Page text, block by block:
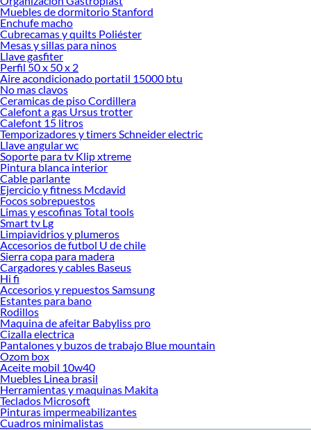
tus ideas realidad. ¡Visítanos y encuentra todo lo que tenemos para ofrecerte en
Neumáticos y Llantas!
Explora la variedad de productos de Neumáticos y Llantas en Sodimac
Herramientas, materiales y accesorios de calidad para tus proyectos y
renovación de espacios. ¡Visítanos y descubre todo lo que tenemos para
ofrecerte!
Encuentra una amplia variedad de productos de Neumáticos y Llantas en
Sodimac. Encuentra todo lo necesario para tus proyectos de renovación y
decoración. ¡Visítanos y haz tus ideas realidad!
Muebles de dormitorio Stanford
Enchufe macho
Cubrecamas y quilts Poliéster
Mesas y sillas para ninos
Llave gasfiter
Perfil 50 x 50 x 2
Aire acondicionado portatil 15000 btu
No mas clavos
Ceramicas de piso Cordillera
Calefont a gas Ursus trotter
Calefont 15 litros
Temporizadores y timers Schneider electric
Llave angular wc
Soporte para tv Klip xtreme
Pintura blanca interior
Cable parlante
Ejercicio y fitness Mcdavid
Focos sobrepuestos
Limas y escofinas Total tools
Smart tv Lg
Limpiavidrios y plumeros
Accesorios de futbol U de chile
Sierra copa para madera
Cargadores y cables Baseus
Hi fi
Accesorios y repuestos Samsung
Estantes para bano
Rodillos
Maquina de afeitar Babyliss pro
Cizalla electrica
Pantalones y buzos de trabajo Blue mountain
Ozom box
Aceite mobil 10w40
Muebles Linea brasil
Herramientas y maquinas Makita
Teclados Microsoft
Pinturas impermeabilizantes
Cuadros minimalistas